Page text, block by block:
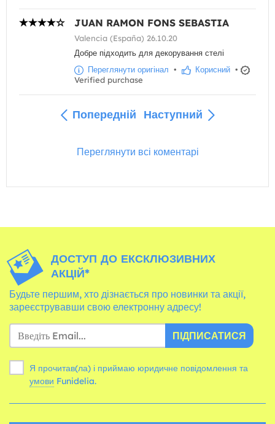
JUAN RAMON FONS SEBASTIA
Valencia (España) 26.10.20
Добре підходить для декорування стелі
Переглянути оригінал • Корисний •
Verified purchase
Попередній Наступний
Переглянути всі коментарі
ДОСТУП ДО ЕКСКЛЮЗИВНИХ
АКЦІЙ*
Будьте першим, хто дізнається про новинки та акції,
зареєструвавши свою електронну адресу!
ПІДПИСАТИСЯ
Я прочитав(ла) і приймаю юридичне повідомлення та
умови Funidelia.